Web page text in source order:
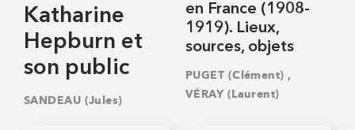
Katharine
Hepburn et
son public
SANDEAU (Jules)
en France (1908-
1919). Lieux,
sources, objets
PUGET (Clément) ,
VÉRAY (Laurent)